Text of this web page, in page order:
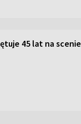
45 lat na scenie